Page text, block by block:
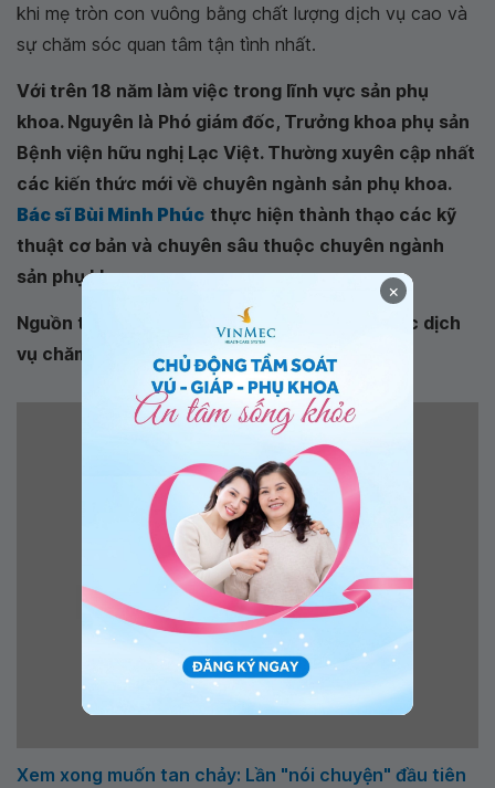
khi mẹ tròn con vuông bằng chất lượng dịch vụ cao và
sự chăm sóc quan tâm tận tình nhất.
Với trên 18 năm làm việc trong lĩnh vực sản phụ
khoa. Nguyên là Phó giám đốc, Trưởng khoa phụ sản
Bệnh viện hữu nghị Lạc Việt. Thường xuyên cập nhất
các kiến thức mới về chuyên ngành sản phụ khoa.
Bác sĩ Bùi Minh Phúc thực hiện thành thạo các kỹ
thuật cơ bản và chuyên sâu thuộc chuyên ngành
sản phụ khoa
Nguồn tham khảo: Hướng dẫn Quốc gia về các dịch
vụ chăm sóc sức khỏe sinh sản - Bộ Y tế.
Xem xong muốn tan chảy: Lần "nói chuyện" đầu tiên
×